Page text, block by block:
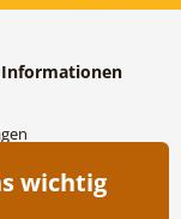
undwichtig